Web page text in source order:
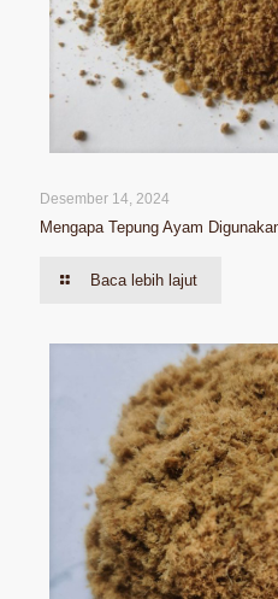
Desember 14, 2024
Mengapa Tepung Ayam
Baca lebih lajut